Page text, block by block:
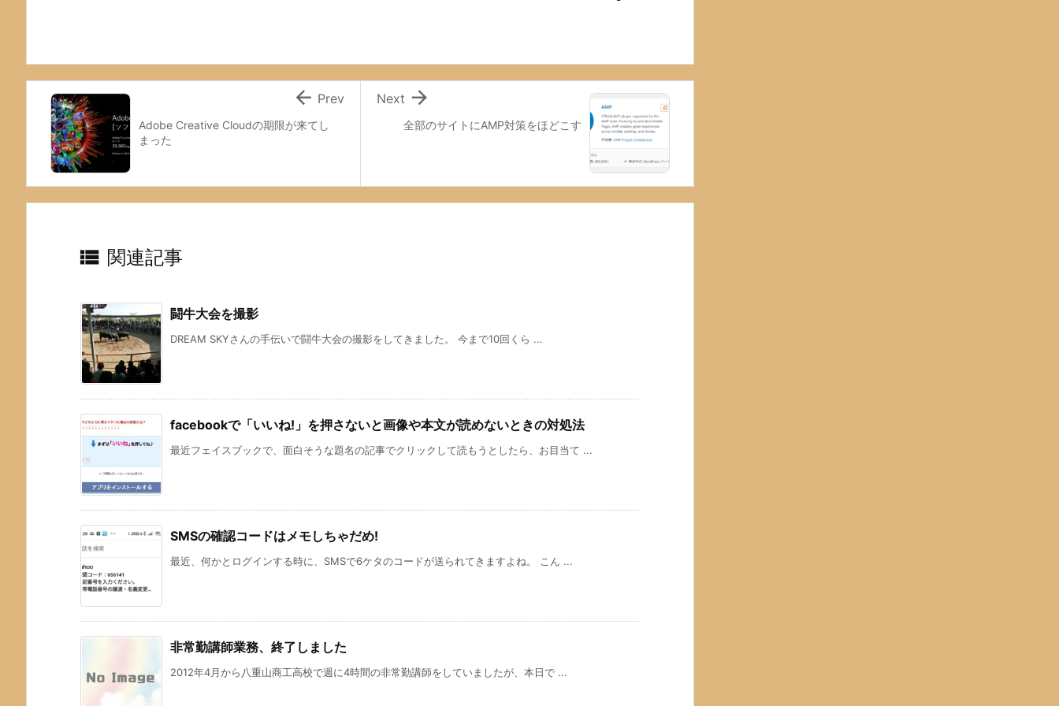
全部のサイトにAMP対策をほどこす

Next
Adobe Creative Cloudの期限が来てし
まった
 Prev
 関連記事
闘牛大会を撮影
DREAM SKYさんの手伝いで闘牛大会の撮影をしてきました。 今まで10回くら ...
facebookで「いいね!」を押さないと画像や本文が読めないときの対処法
最近フェイスブックで、面白そうな題名の記事でクリックして読もうとしたら、お目当て ...
SMSの確認コードはメモしちゃだめ!
最近、何かとログインする時に、SMSで6ケタのコードが送られてきますよね。 こん ...
非常勤講師業務、終了しました
2012年4月から八重山商工高校で週に4時間の非常勤講師をしていましたが、本日で ...